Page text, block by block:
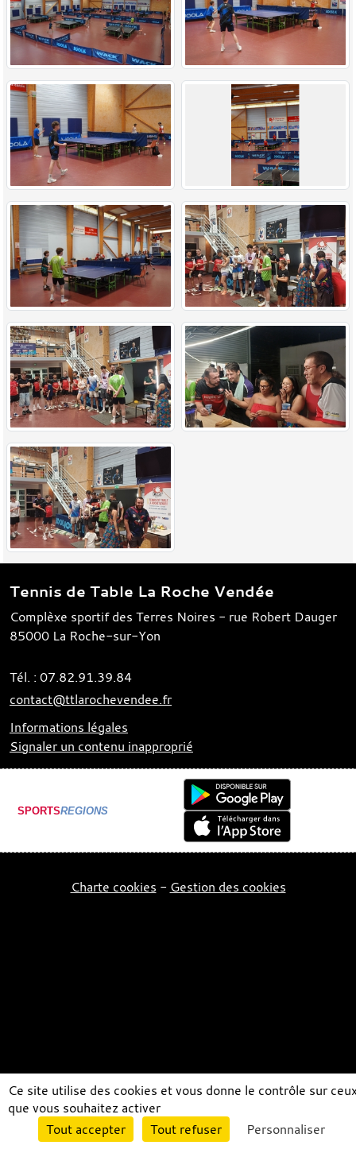
Tennis de Table La Roche Vendée
Complèxe sportif des Terres Noires - rue Robert Dauger
85000 La Roche-sur-Yon
Tél. : 07.82.91.39.84
contact@ttlarochevendee.fr
Informations légales
Signaler un contenu inapproprié
SPORTSREGIONS
Charte cookies Gestion des cookies
Envie de participer ? Connexion
Ce site utilise des cookies et vous donne le contrôle sur
que vous souhaitez activer
Tout accepter
Tout refuser Personnaliser